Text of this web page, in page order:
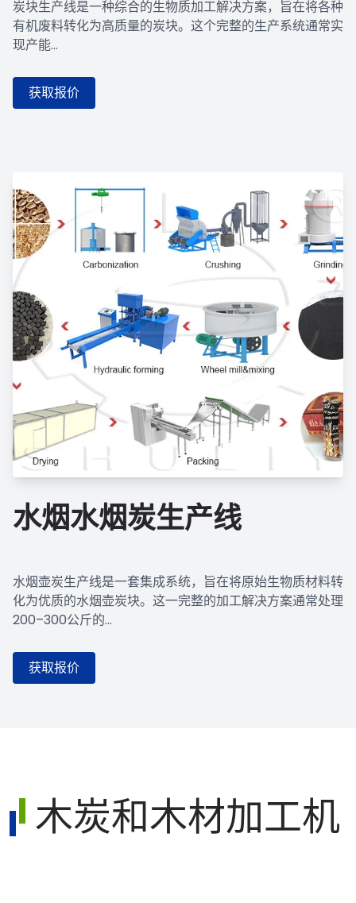
炭块生产线是一种综合的生物质加工解决方案，旨在将各种
有机废料转化为高质量的炭块。这个完整的生产系统通常实
现产能...
获取报价
水烟水烟炭生产线
水烟壶炭生产线是一套集成系统，旨在将原始生物质材料转
化为优质的水烟壶炭块。这一完整的加工解决方案通常处理
200–300公斤的...
获取报价
木炭和木材加工机